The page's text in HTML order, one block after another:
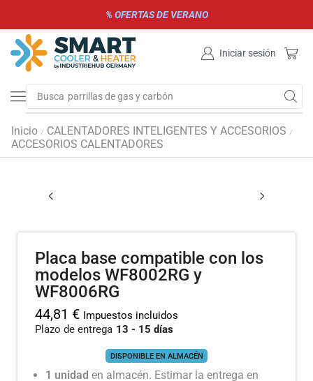
% OFERTAS DE VERANO
Iniciar sesión
Busca parrillas de gas y carbón
Inicio / CALENTADORES INTELIGENTES Y ACCESORIOS /
ACCESORIOS CALENTADORES
Placa base compatible con los
modelos WF8002RG y
WF8006RG
44,81 € Impuestos incluidos
Plazo de entrega 13 - 15 días
DISPONIBLE EN ALMACÉN
1 unidad en almacén. Estimar la entrega en